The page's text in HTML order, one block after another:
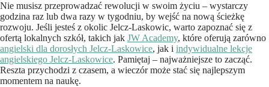
Nie musisz przeprowadzać rewolucji w swoim życiu – wystarczy
godzina raz lub dwa razy w tygodniu, by wejść na nową ścieżkę
rozwoju. Jeśli jesteś z okolic Jelcz-Laskowic, warto zapoznać się z
ofertą lokalnych szkół, takich jak JW Academy, które oferują zarówno
angielski dla dorosłych Jelcz-Laskowice, jak i indywidualne lekcje
angielskiego Jelcz-Laskowice. Pamiętaj – najważniejsze to zacząć.
Reszta przychodzi z czasem, a wieczór może stać się najlepszym
momentem na naukę.